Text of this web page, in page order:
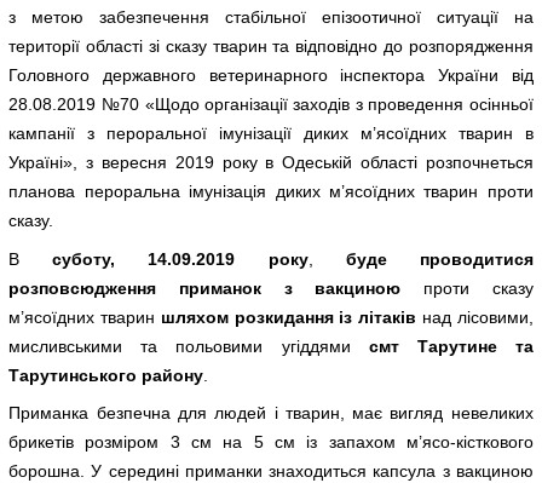
з метою забезпечення стабільної епізоотичної ситуації на
території області зі сказу тварин та відповідно до розпорядження
Головного державного ветеринарного інспектора України від
28.08.2019 №70 «Щодо організації заходів з проведення осінньої
кампанії з пероральної імунізації диких м’ясоїдних тварин в
Україні», з вересня 2019 року в Одеській області розпочнеться
планова пероральна імунізація диких м’ясоїдних тварин проти
сказу.
Всуботу, 14.09.2019 року, буде проводитися
розповсюдження приманок з вакциною проти сказу
м’ясоїдних тварин шляхом розкидання із літаків над лісовими,
мисливськими та польовими угіддями смт Тарутине та
Тарутинського району
Приманка безпечна для людей і тварин, має вигляд невеликих
брикетів розміром 3 см на 5 см із запахом м’ясо-кісткового
борошна. У середині приманки знаходиться капсула з вакциною